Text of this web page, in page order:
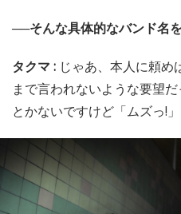
──そんな具体的なバンド名を
タクマ : じゃあ、本人に頼め
まで言われないような要望
とかないですけど「ムズっ!」